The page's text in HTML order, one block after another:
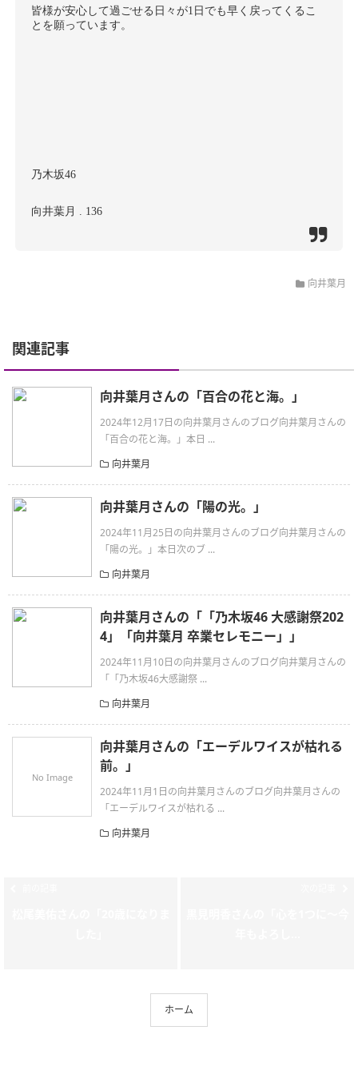
皆様が安心して過ごせる日々が1日でも早く戻ってくるこ
とを願っています。
乃木坂46
向井葉月 . 136
向井葉月
関連記事
向井葉月さんの「百合の花と海。」
2024年12月17日の向井葉月さんのブログ向井葉月さんの
「百合の花と海。」本日 ...
向井葉月
向井葉月さんの「陽の光。」
2024年11月25日の向井葉月さんのブログ向井葉月さんの
「陽の光。」本日次のブ ...
向井葉月
向井葉月さんの「「乃木坂46 大感謝祭202
4」「向井葉月 卒業セレモニー」」
2024年11月10日の向井葉月さんのブログ向井葉月さんの
「「乃木坂46大感謝祭 ...
向井葉月
No Image
向井葉月さんの「エーデルワイスが枯れる
前。」
2024年11月1日の向井葉月さんのブログ向井葉月さんの
「エーデルワイスが枯れる ...
向井葉月
ホーム